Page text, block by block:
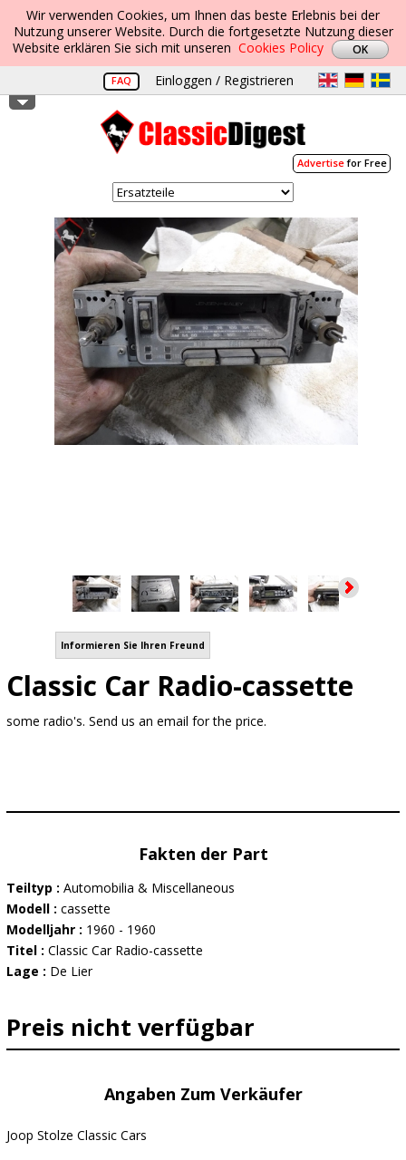
Wir verwenden Cookies, um Ihnen das beste Erlebnis bei der
Nutzung unserer Website. Durch die fortgesetzte Nutzung dieser
Website erklären Sie sich mit unseren Cookies Policy
FAQ Einloggen / Registrieren
Advertisefor Free
Informieren Sie Ihren Freund
Classic Car Radio-cassette
some radio's. Send us an email for the price.
Fakten der Part
Teiltyp : Automobilia & Miscellaneous
Modell : cassette
Modelljahr : 1960 - 1960
Titel : Classic Car Radio-cassette
Lage : De Lier
Preis nicht verfügbar
Angaben Zum Verkäufer
Joop Stolze Classic Cars